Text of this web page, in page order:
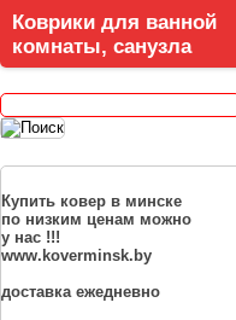
Коврики для ванной
комнаты, санузла
Купить ковер в минске
по низким ценам можно
у нас !!!
www.koverminsk.by
доставка ежедневно